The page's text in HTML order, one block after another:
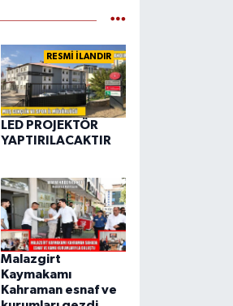
RESMİ İLANDIR
LED PROJEKTÖR
YAPTIRILACAKTIR
Malazgirt
Kaymakamı
Kahraman esnaf ve